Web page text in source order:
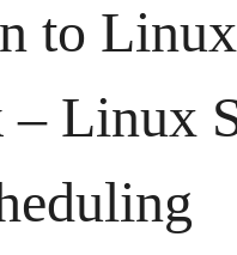
to
– Linux